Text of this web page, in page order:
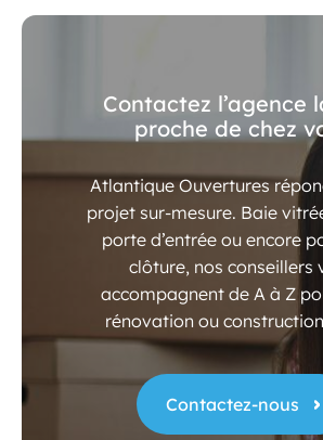
Contactez l’agence
proche de chez
Atlantique Ouvertures
projet sur-mesure. Baie
porte d’entrée ou encore
clôture, nos conseillers
accompagnent de A à Z
rénovation ou
Contactez-nous